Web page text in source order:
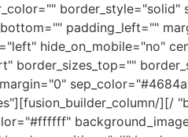
border_style="solid"
padding_left=""
hide_on_mobile="no"
bottom_margin="0"